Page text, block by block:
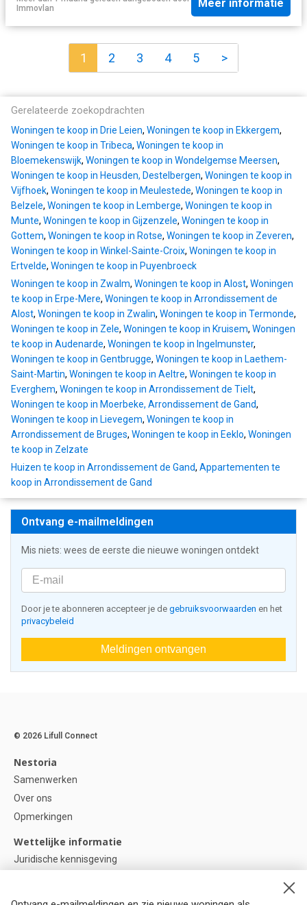
Immovlan
Meer informatie
1 2 3 4 5 >
Gerelateerde zoekopdrachten
Woningen te koop in Drie Leien, Woningen te koop in Ekkergem,
Woningen te koop in Tribeca, Woningen te koop in
Bloemekenswijk, Woningen te koop in Wondelgemse Meersen,
Woningen te koop in Heusden, Destelbergen, Woningen te koop in
Vijfhoek, Woningen te koop in Meulestede, Woningen te koop in
Belzele, Woningen te koop in Lemberge, Woningen te koop in
Munte, Woningen te koop in Gijzenzele, Woningen te koop in
Gottem, Woningen te koop in Rotse, Woningen te koop in Zeveren,
Woningen te koop in Winkel-Sainte-Croix, Woningen te koop in
Ertvelde, Woningen te koop in Puyenbroeck
Woningen te koop in Zwalm, Woningen te koop in Alost, Woningen
te koop in Erpe-Mere, Woningen te koop in Arrondissement de
Alost, Woningen te koop in Zwalin, Woningen te koop in Termonde,
Woningen te koop in Zele, Woningen te koop in Kruisem, Woningen
te koop in Audenarde, Woningen te koop in Ingelmunster,
Woningen te koop in Gentbrugge, Woningen te koop in Laethem-
Saint-Martin, Woningen te koop in Aeltre, Woningen te koop in
Everghem, Woningen te koop in Arrondissement de Tielt,
Woningen te koop in Moerbeke, Arrondissement de Gand,
Woningen te koop in Lievegem, Woningen te koop in
Arrondissement de Bruges, Woningen te koop in Eeklo, Woningen
te koop in Zelzate
Huizen te koop in Arrondissement de Gand, Appartementen te
koop in Arrondissement de Gand
Ontvang e-mailmeldingen
Mis niets: wees de eerste die nieuwe woningen ontdekt
Door je te abonneren accepteer je de gebruiksvoorwaarden en het
privacybeleid
Meldingen ontvangen
© 2026 Lifull Connect
Nestoria
Samenwerken
Over ons
Opmerkingen
Wettelijke informatie
Juridische kennisgeving